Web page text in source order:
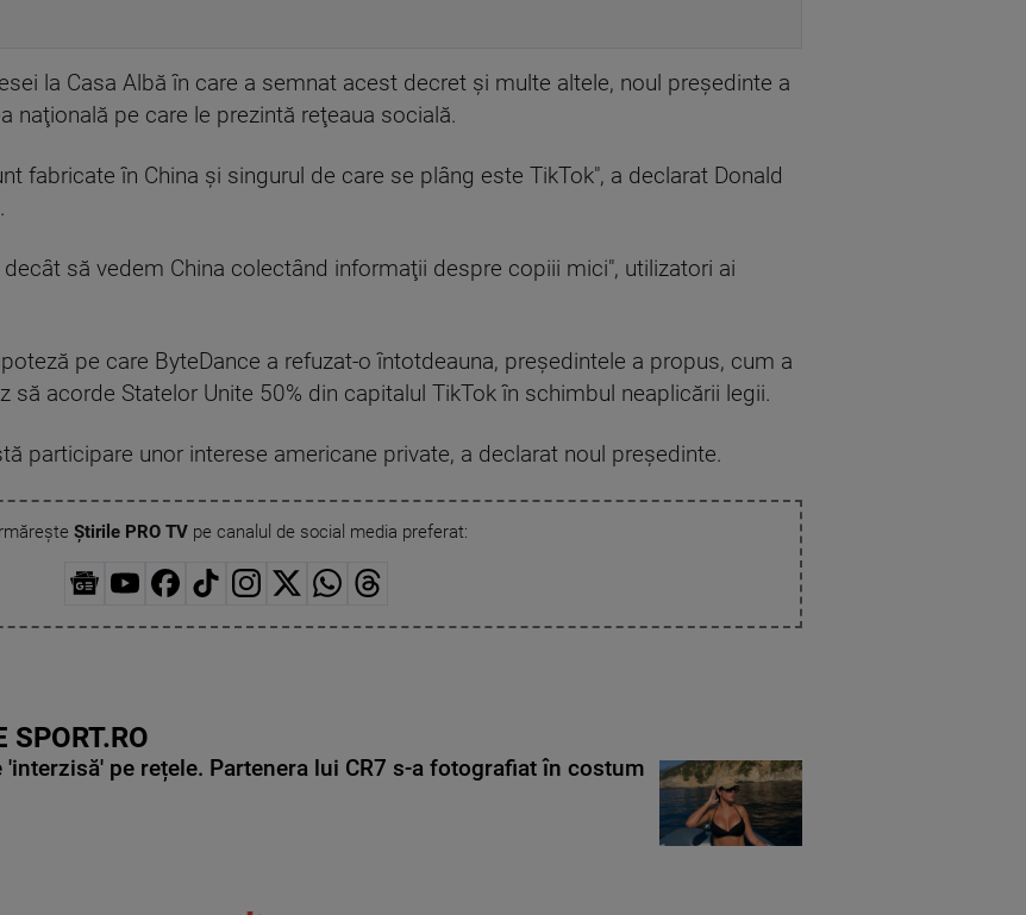
la Casa Albă în care a semnat acest decret şi multe altele, noul preşedinte a
naţională pe care le prezintă reţeaua socială.
fabricate în China şi singurul de care se plâng este TikTok", a declarat Donald
să vedem China colectând informaţii despre copiii mici", utilizatori ai
pe care ByteDance a refuzat-o întotdeauna, preşedintele a propus, cum a
să acorde Statelor Unite 50% din capitalul TikTok în schimbul neaplicării legii.
participare unor interese americane private, a declarat noul preşedinte.
Știrile PRO TVpe canalul de social media preferat:
SPORT.RO
'interzisă' pe rețele. Partenera lui CR7 s-a fotografiat în costum